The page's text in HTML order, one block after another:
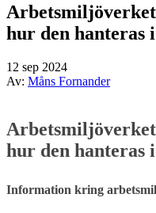
hur den hanteras
12 sep 2024
Av: Måns Fornander
hur den hanteras
Information kring